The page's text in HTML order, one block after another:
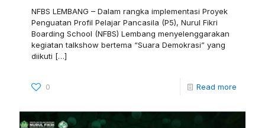
NFBS LEMBANG – Dalam rangka implementasi Proyek
Penguatan Profil Pelajar Pancasila (P5), Nurul Fikri
Boarding School (NFBS) Lembang menyelenggarakan
kegiatan talkshow bertema “Suara Demokrasi” yang
diikuti […]
0 Read more